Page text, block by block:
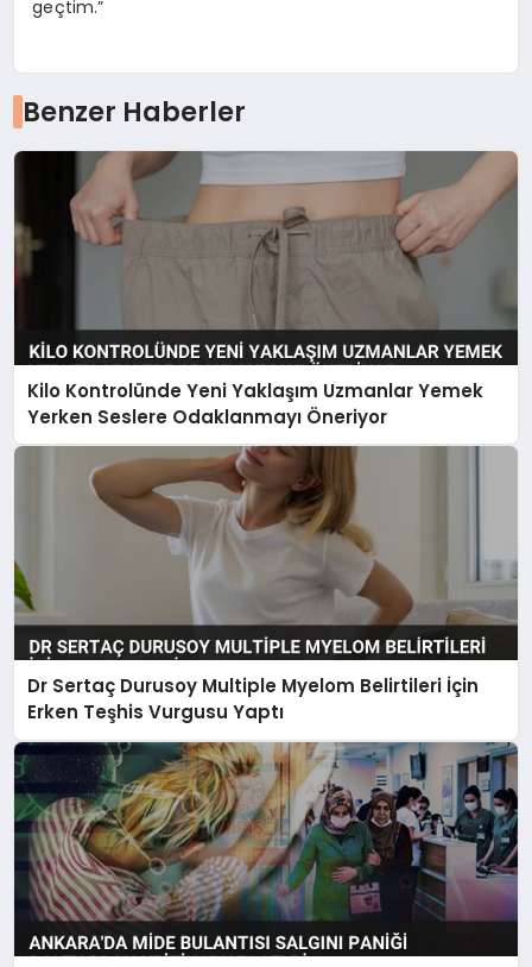
geçtim.”
Benzer Haberler
Kilo Kontrolünde Yeni Yaklaşım Uzmanlar Yemek
Yerken Seslere Odaklanmayı Öneriyor
Dr Sertaç Durusoy Multiple Myelom Belirtileri İçin
Erken Teşhis Vurgusu Yaptı